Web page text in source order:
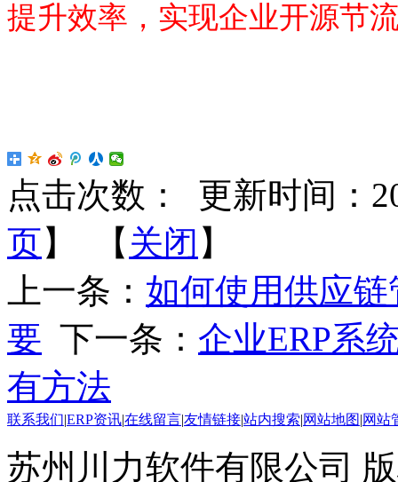
提升效率，实现企业开源节
点击次数：
更新时间：
页】 【 关闭 】
上一条： 如何使用供应
要 下一条： 企业ERP系
有方法
联系我们|ERP资讯|在线留言|友情链接|站内搜索|网站地图|网站
苏州川力软件有限公司